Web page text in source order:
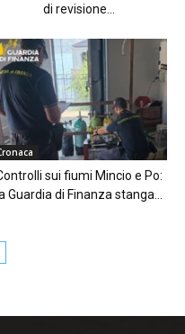
di revisione...
sui fiumi Mincio e Po:
Guardia di Finanza stanga...